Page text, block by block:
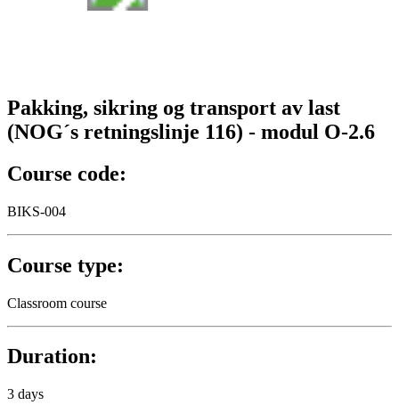
Pakking, sikring og transport av last
(NOG´s retningslinje 116) - modul O-2.6
Course code:
BIKS-004
Course type:
Classroom course
Duration:
3 days